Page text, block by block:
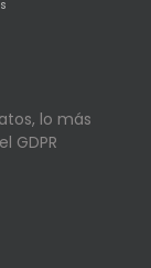
lo más
GDPR